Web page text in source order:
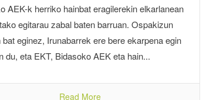
AEK-k herriko hainbat eragilerekin elkarlanean
egitarau zabal baten barruan. Ospakizun
bat eginez, Irunabarrek ere bere ekarpena egin
du, eta EKT, Bidasoko AEK eta hain...
Read More